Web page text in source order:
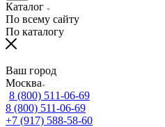
Каталог
По всему сайту
По каталогу
Ваш город
Москва
8 (800) 511-06-69
8 (800) 511-06-69
+7 (917) 588-58-60